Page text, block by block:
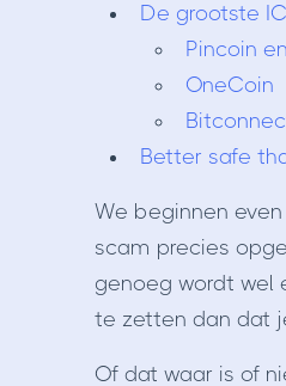
De grootste
Pincoin
OneCoin
Better safe
We beginnen
scam precies
genoeg wordt wel
te zetten dan dat
Of dat waar is of